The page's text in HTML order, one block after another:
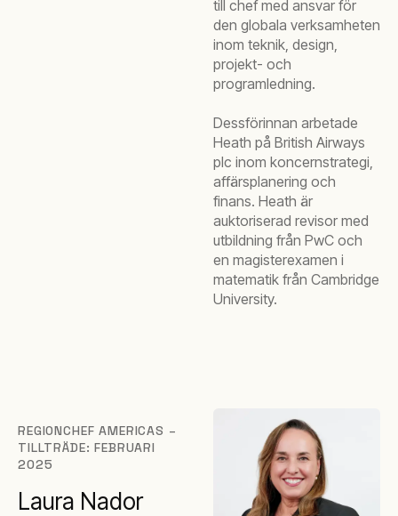
till chef med ansvar för
den globala verksamheten
inom teknik, design,
projekt- och
programledning.
Dessförinnan arbetade
Heath på British Airways
plc inom koncernstrategi,
affärsplanering och
finans. Heath är
auktoriserad revisor med
utbildning från PwC och
en magisterexamen i
matematik från Cambridge
University.
REGIONCHEF AMERICAS –
TILLTRÄDE: FEBRUARI
2025
Laura Nador